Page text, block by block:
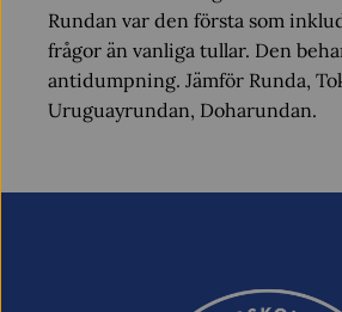
Rundan var den första som
frågor än vanliga tullar. Den
antidumpning. Jämför Runda,
Uruguayrundan, Doharundan.